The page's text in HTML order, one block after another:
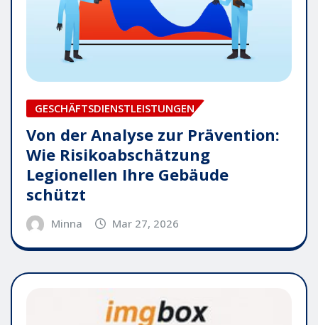
GESCHÄFTSDIENSTLEISTUNGEN
Von der Analyse zur Prävention:
Wie Risikoabschätzung
Legionellen Ihre Gebäude
schützt
Minna Mar 27, 2026